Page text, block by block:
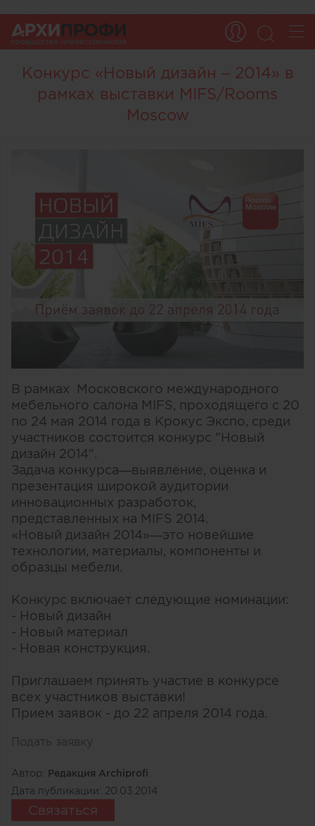
Конкурс «Новый дизайн – 2014» в
рамках выставки MIFS/Rooms
Moscow
В рамках Московского международного
мебельного салона MIFS, проходящего с 20
по 24 мая 2014 года в Крокус Экспо, среди
участников состоится конкурс "Новый
дизайн 2014".
Задача конкурса—выявление, оценка и
презентация широкой аудитории
инновационных разработок,
представленных на MIFS 2014.
«Новый дизайн 2014»—это новейшие
технологии, материалы, компоненты и
образцы мебели.
Конкурс включает следующие номинации:
- Новый дизайн
- Новый материал
- Новая конструкция.
Приглашаем принять участие в конкурсе
всех участников выставки!
Прием заявок - до 22 апреля 2014 года.
Подать заявку
Автор: Редакция Archiprofi
Дата публикации: 20.03.2014
Связаться